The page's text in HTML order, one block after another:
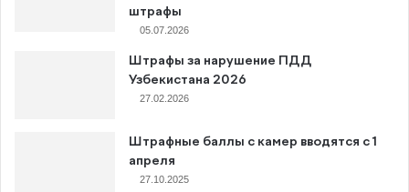
штрафы
05.07.2026
Штрафы за нарушение ПДД
Узбекистана 2026
27.02.2026
Штрафные баллы с камер вводятся с 1
апреля
27.10.2025